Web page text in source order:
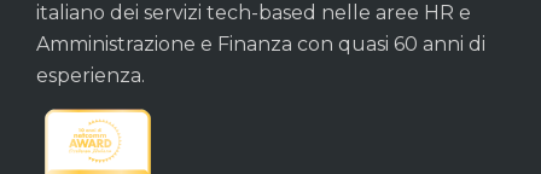
italiano dei servizi tech-based nelle aree HR e
Amministrazione e Finanza con quasi 60 anni di
esperienza.